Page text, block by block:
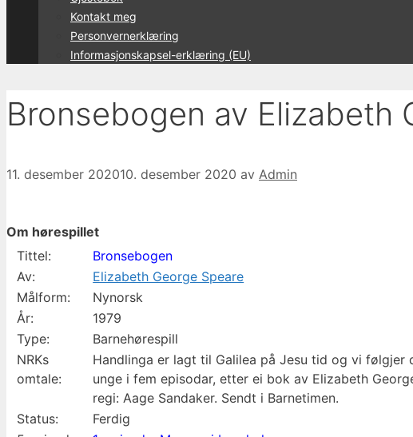
Kontakt meg
Personvernerklæring
Informasjonskapsel-erklæring (EU)
Bronsebogen av Elizabeth
11. desember 202010. desember 2020 av Admin
Om hørespillet
Tittel:
Bronsebogen
Av:
Elizabeth George Speare
Målform:
Nynorsk
År:
1979
Type:
Barnehørespill
NRKs
omtale:
Handlinga er lagt til Galilea på Jesu tid og vi følgjer
unge i fem episodar, etter ei bok av Elizabeth
regi: Aage Sandaker. Sendt i Barnetimen.
Status:
Ferdig